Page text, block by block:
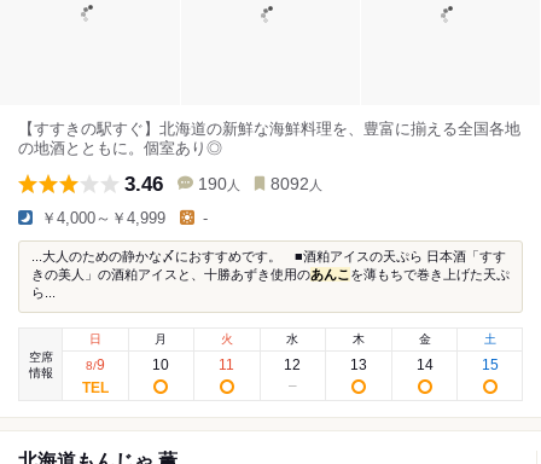
【すすきの駅すぐ】北海道の新鮮な海鮮料理を、豊富に揃える全国各地
の地酒とともに。個室あり◎
3.46 190 人 8092 人
￥4,000～￥4,999 -
...大人のための静かな〆におすすめです。 ■酒粕アイスの天ぷら 日本酒「すす
きの美人」の酒粕アイスと、十勝あずき使用のあんこ を薄もちで巻き上げた天ぷ
ら...
空席
情報
日
8/9
月
10
火
11
水
12
木
13
金
14
土
15